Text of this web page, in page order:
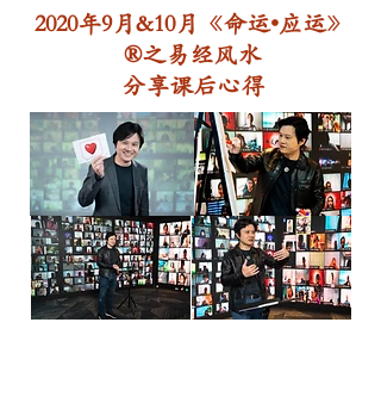
2020年9月&10月《命运•应运》
®之易经风水
分享课后心得